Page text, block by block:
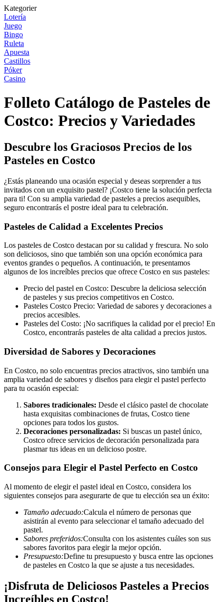
Kategorier
Lotería
Juego
Bingo
Ruleta
Apuesta
Castillos
Póker
Casino
Folleto Catálogo de Pasteles de
Costco: Precios y Variedades
Descubre los Graciosos Precios de los
Pasteles en Costco
¿Estás planeando una ocasión especial y deseas sorprender a tus
invitados con un exquisito pastel? ¡Costco tiene la solución perfecta
para ti! Con su amplia variedad de pasteles a precios asequibles,
seguro encontrarás el postre ideal para tu celebración.
Pasteles de Calidad a Excelentes Precios
Los pasteles de Costco destacan por su calidad y frescura. No solo
son deliciosos, sino que también son una opción económica para
eventos grandes o pequeños. A continuación, te presentamos
algunos de los increíbles precios que ofrece Costco en sus pasteles:
Precio del pastel en Costco: Descubre la deliciosa selección
de pasteles y sus precios competitivos en Costco.
Pasteles Costco Precio: Variedad de sabores y decoraciones a
precios accesibles.
Pasteles del Costo: ¡No sacrifiques la calidad por el precio! En
Costco, encontrarás pasteles de alta calidad a precios justos.
Diversidad de Sabores y Decoraciones
En Costco, no solo encuentras precios atractivos, sino también una
amplia variedad de sabores y diseños para elegir el pastel perfecto
para tu ocasión especial:
Sabores tradicionales: Desde el clásico pastel de chocolate
hasta exquisitas combinaciones de frutas, Costco tiene
opciones para todos los gustos.
Decoraciones personalizadas: Si buscas un pastel único,
Costco ofrece servicios de decoración personalizada para
plasmar tus ideas en un delicioso postre.
Consejos para Elegir el Pastel Perfecto en Costco
Al momento de elegir el pastel ideal en Costco, considera los
siguientes consejos para asegurarte de que tu elección sea un éxito:
Tamaño adecuado:Calcula el número de personas que
asistirán al evento para seleccionar el tamaño adecuado del
pastel.
Sabores preferidos:Consulta con los asistentes cuáles son sus
sabores favoritos para elegir la mejor opción.
Presupuesto:Define tu presupuesto y busca entre las opciones
de pasteles en Costco la que se ajuste a tus necesidades.
¡Disfruta de Deliciosos Pasteles a Precios
Increíbles en Costco!